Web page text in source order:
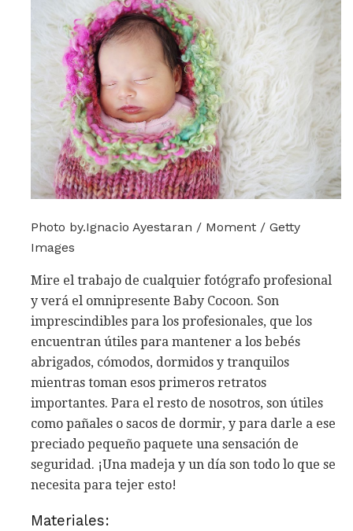
Photo by.Ignacio Ayestaran / Moment / Getty
Images
Mire el trabajo de cualquier fotógrafo profesional
y verá el omnipresente Baby Cocoon. Son
imprescindibles para los profesionales, que los
encuentran útiles para mantener a los bebés
abrigados, cómodos, dormidos y tranquilos
mientras toman esos primeros retratos
importantes. Para el resto de nosotros, son útiles
como pañales o sacos de dormir, y para darle a ese
preciado pequeño paquete una sensación de
seguridad. ¡Una madeja y un día son todo lo que se
necesita para tejer esto!
Materiales: